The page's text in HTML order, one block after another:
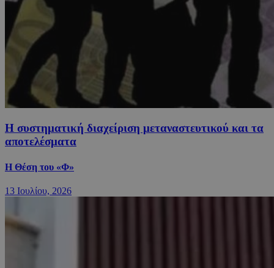
Η συστηματική διαχείριση μεταναστευτικού και τα
αποτελέσματα
Η Θέση του «Φ»
13 Ιουλίου, 2026